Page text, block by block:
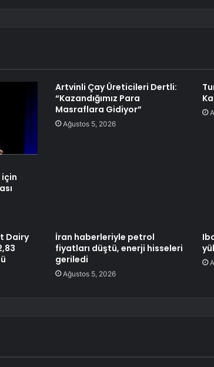
için
Artvinli Çay Üreticileri Dertli:
“Kazandığımız Para
Masraflara Gidiyor”
Ağustos 5, 2026
Dairy
İran haberleriyle petrol
fiyatları düştü, enerji hisseleri
geriledi
Ağustos 5, 2026